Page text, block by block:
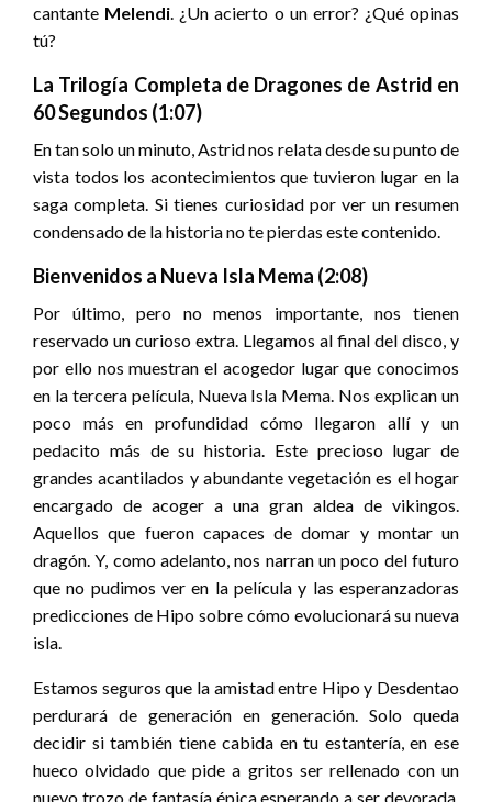
cantante Melendi. ¿Un acierto o un error? ¿Qué opinas
tú?
La Trilogía Completa de Dragones de Astrid en
60 Segundos (1:07)
En tan solo un minuto, Astrid nos relata desde su punto de
vista todos los acontecimientos que tuvieron lugar en la
saga completa. Si tienes curiosidad por ver un resumen
condensado de la historia no te pierdas este contenido.
Bienvenidos a Nueva Isla Mema (2:08)
Por último, pero no menos importante, nos tienen
reservado un curioso extra. Llegamos al final del disco, y
por ello nos muestran el acogedor lugar que conocimos
en la tercera película, Nueva Isla Mema. Nos explican un
poco más en profundidad cómo llegaron allí y un
pedacito más de su historia. Este precioso lugar de
grandes acantilados y abundante vegetación es el hogar
encargado de acoger a una gran aldea de vikingos.
Aquellos que fueron capaces de domar y montar un
dragón. Y, como adelanto, nos narran un poco del futuro
que no pudimos ver en la película y las esperanzadoras
predicciones de Hipo sobre cómo evolucionará su nueva
isla.
Estamos seguros que la amistad entre Hipo y Desdentao
perdurará de generación en generación. Solo queda
decidir si también tiene cabida en tu estantería, en ese
hueco olvidado que pide a gritos ser rellenado con un
nuevo trozo de fantasía épica esperando a ser devorada.